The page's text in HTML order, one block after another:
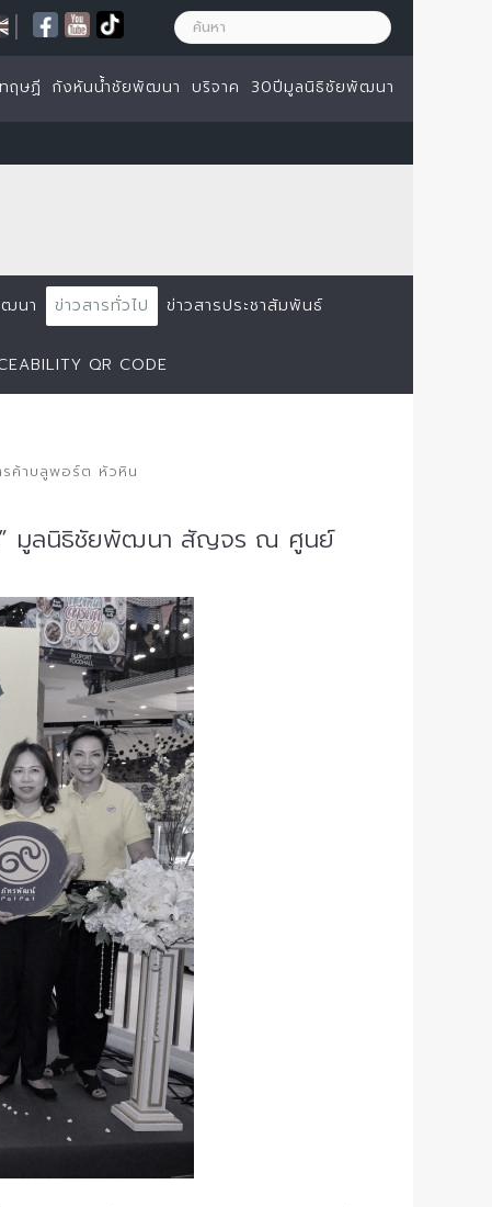
ฤษฏี กังหันน้ำชัยพัฒนา บริจาค 30ปีมูลนิธิชัยพัฒนา
|
นา ข่าวสารทั่วไป ข่าวสารประชาสัมพันธ์
QR CODE
ค้าบลูพอร์ต หัวหิน
น์” มูลนิธิชัยพัฒนา สัญจร ณ ศูนย์